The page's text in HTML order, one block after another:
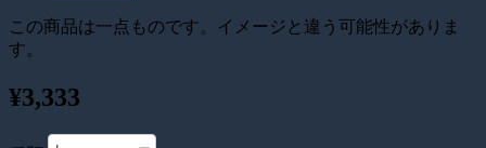
この商品は一点ものです。イメージと違う可能性がありま
す。
¥3,333